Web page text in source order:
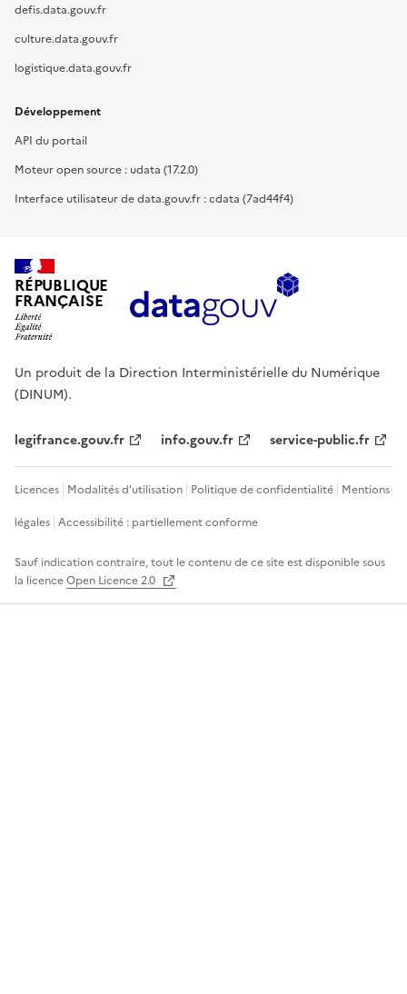
defis.data.gouv.fr
culture.data.gouv.fr
logistique.data.gouv.fr
Développement
API du portail
Moteur open source : udata (17.2.0)
Interface utilisateur de data.gouv.fr : cdata (7ad44f4)
RÉPUBLIQUE
FRANÇAISE
Un produit de la Direction Interministérielle du Numérique
(DINUM).
legifrance.gouv.fr info.gouv.fr service-public.fr
Licences Modalités d'utilisation Politique de confidentialité Mentions
légales Accessibilité : partiellement conforme
Sauf indication contraire, tout le contenu de ce site est disponible sous
la licenceOpen Licence 2.0